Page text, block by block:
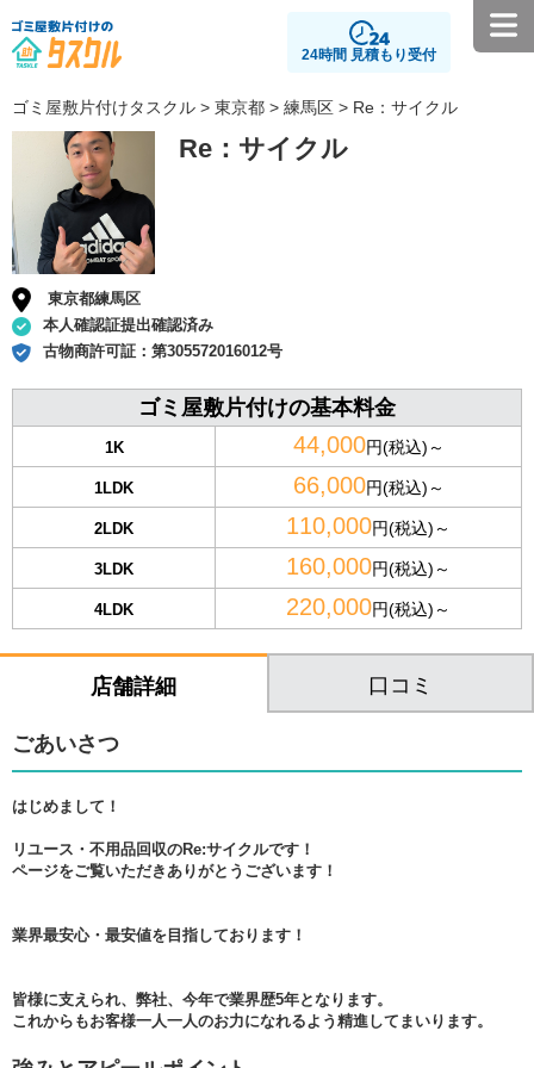
24時間 見積もり受付
ゴミ屋敷片付けタスクル > 東京都 > 練馬区 > Re：サイクル
Re：サイクル
東京都練馬区
本人確認証提出確認済み
古物商許可証： 第305572016012号
ゴミ屋敷片付けの基本料金
1K 44,000円(税込)～
1LDK 66,000円(税込)～
2LDK 110,000円(税込)～
3LDK 160,000円(税込)～
4LDK 220,000円(税込)～
店舗詳細 口コミ
ごあいさつ
はじめまして！
リユース・不用品回収のRe:サイクルです！
ページをご覧いただきありがとうございます！
業界最安心・最安値を目指しております！
皆様に支えられ、弊社、今年で業界歴5年となります。
これからもお客様一人一人のお力になれるよう精進してまいります。